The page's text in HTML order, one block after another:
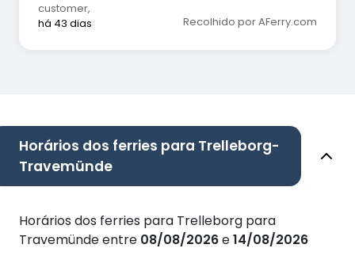
customer,
há 43 dias
Recolhido por AFerry.com
Horários dos ferries para Trelleborg-
Travemünde
Horários dos ferries para Trelleborg para
Travemünde entre 08/08/2026e14/08/2026